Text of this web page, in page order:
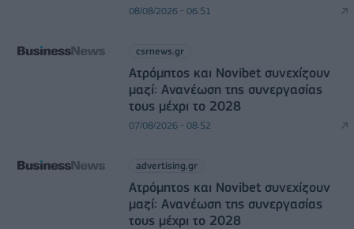
08/08/2026 - 06:51
csrnews.gr
Ατρόμητος και Novibet συνεχίζουν
μαζί: Ανανέωση της συνεργασίας
τους μέχρι το 2028
07/08/2026 - 08:52
advertising.gr
Ατρόμητος και Novibet συνεχίζουν
μαζί: Ανανέωση της συνεργασίας
τους μέχρι το 2028